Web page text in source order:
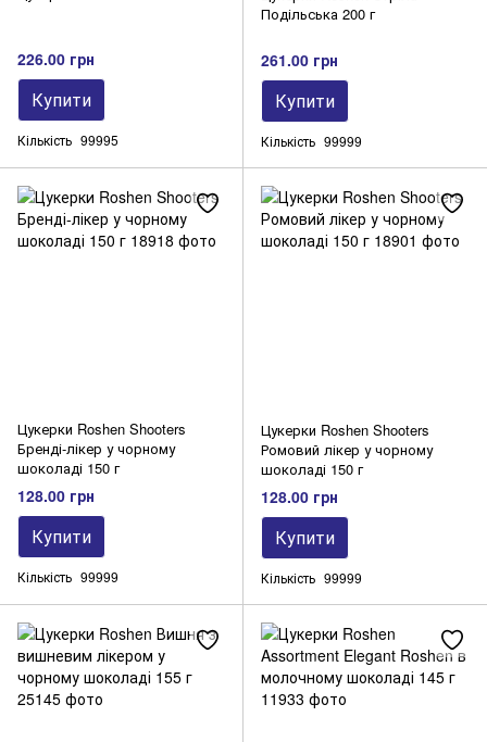
226.00 грн
Купити
Кількість 99995
Подільська 200 г
261.00 грн
Купити
Кількість 99999
Цукерки Roshen Shooters
Бренді-лікер у чорному
шоколаді 150 г
128.00 грн
Купити
Кількість 99999
Цукерки Roshen Shooters
Ромовий лікер у чорному
шоколаді 150 г
128.00 грн
Купити
Кількість 99999